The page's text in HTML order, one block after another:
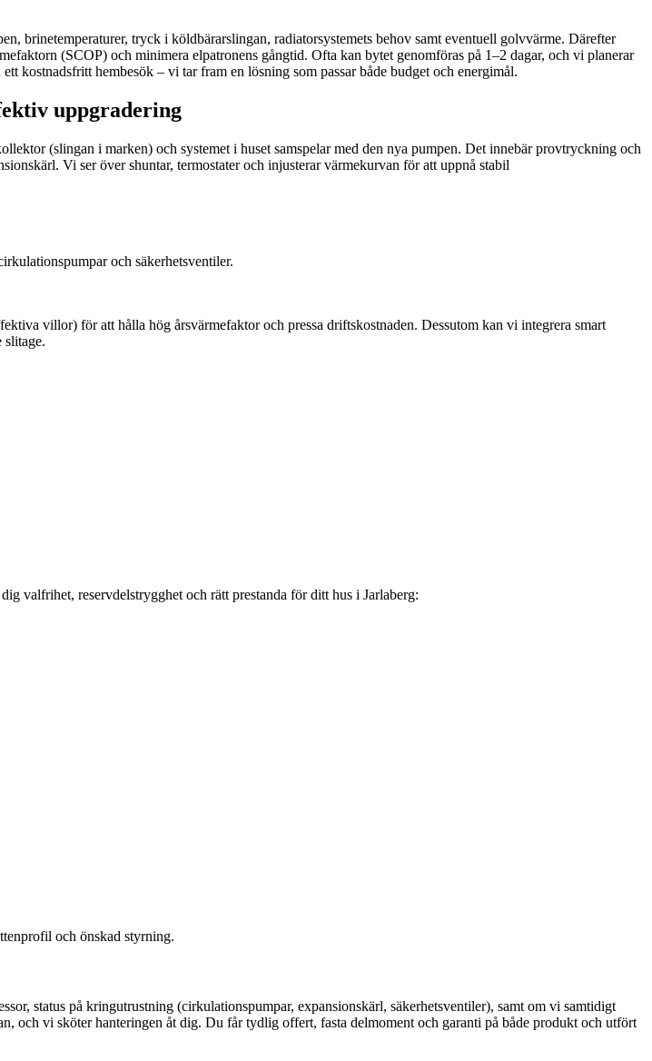
brinetemperaturer, tryck i köldbärarslingan, radiatorsystemets behov samt eventuell golvvärme. Därefter
(SCOP) och minimera elpatronens gångtid. Ofta kan bytet genomföras på 1–2 dagar, och vi planerar
kostnadsfritt hembesök – vi tar fram en lösning som passar både budget och energimål.
uppgradering
(slingan i marken) och systemet i huset samspelar med den nya pumpen. Det innebär provtryckning och
Vi ser över shuntar, termostater och injusterar värmekurvan för att uppnå stabil
och säkerhetsventiler.
villor) för att hålla hög årsvärmefaktor och pressa driftskostnaden. Dessutom kan vi integrera smart
valfrihet, reservdelstrygghet och rätt prestanda för ditt hus i Jarlaberg:
och önskad styrning.
status på kringutrustning (cirkulationspumpar, expansionskärl, säkerhetsventiler), samt om vi samtidigt
och vi sköter hanteringen åt dig. Du får tydlig offert, fasta delmoment och garanti på både produkt och utfört